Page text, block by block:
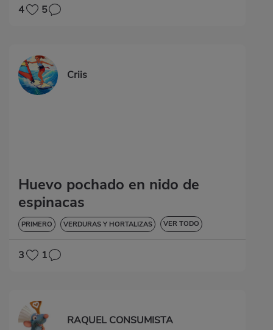
4 5
Criis
Huevo pochado en nido de
espinacas
PRIMERO VERDURAS Y HORTALIZAS VER TODO
3 1
RAQUEL CONSUMISTA